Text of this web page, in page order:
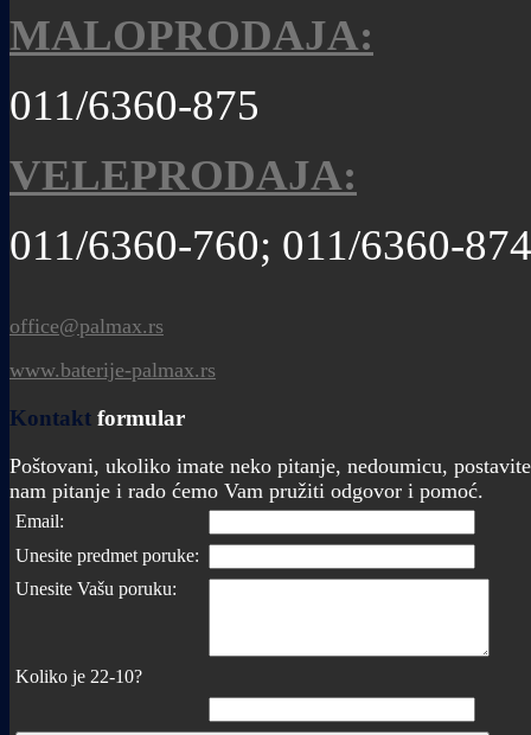
MALOPRODAJA:
011/6360-875
VELEPRODAJA:
011/6360-760; 011/6360-874
office@palmax.rs
www.baterije-palmax.rs
Kontakt formular
Poštovani, ukoliko imate neko pitanje, nedoumicu, postavite
nam pitanje i rado ćemo Vam pružiti odgovor i pomoć.
Email:
Unesite predmet poruke:
Unesite Vašu poruku:
Koliko je 22-10?